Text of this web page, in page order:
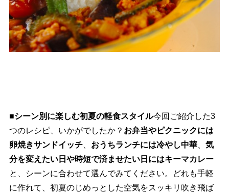
■シーン別に楽しむ初夏の軽食スタイル今回ご紹介した3
つのレシピ、いかがでしたか？ お弁当やピクニックには
卵焼きサンドイッチ、 おうちランチには冷やし中華、 気
分を変えたい日や時短で済ませたい日にはキーマカレー
と、シーンに合わせて選んでみてください。どれも手軽
に作れて、初夏のじめっとした空気をスッキリ吹き飛ば